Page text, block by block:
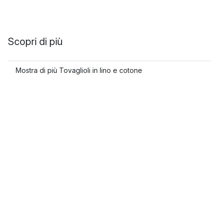
Scopri di più
Mostra di più Tovaglioli in lino e cotone